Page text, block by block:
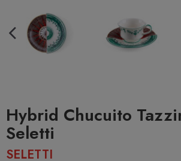
Hybrid Chucuito
Seletti
SELETTI